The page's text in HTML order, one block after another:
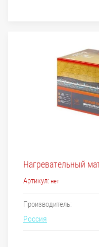
Нагревательный
Артикул: нет
Производитель:
Россия